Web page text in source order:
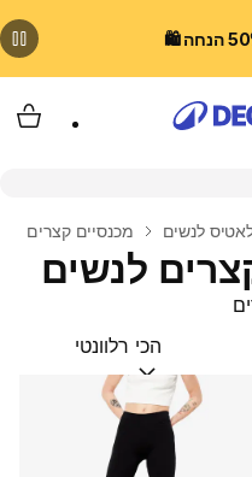
לנשים מכנסיים קצרים
לנשים
מיין לפי:(optional)